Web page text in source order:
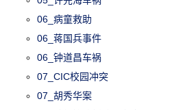
06_病童救助
06_蒋国兵事件
06_钟道昌车祸
07_CIC校园冲突
07_胡秀华案